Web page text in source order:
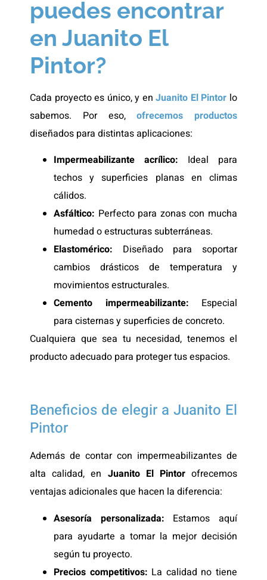
puedes encontrar
en Juanito El
Pintor?
Cada proyecto es único, y enJuanito El Pintor lo
sabemos. Por eso,ofrecemos productos
diseñados para distintas aplicaciones:
Impermeabilizante acrílico: Ideal para
techos y superficies planas en climas
cálidos.
Asfáltico: Perfecto para zonas con mucha
humedad o estructuras subterráneas.
Elastomérico: Diseñado para soportar
cambios drásticos de temperatura y
movimientos estructurales.
Cemento impermeabilizante: Especial
para cisternas y superficies de concreto.
Cualquiera que sea tu necesidad, tenemos el
producto adecuado para proteger tus espacios.
Beneficios de elegir a Juanito El
Pintor
Además de contar con impermeabilizantes de
alta calidad, en Juanito El Pintorofrecemos
ventajas adicionales que hacen la diferencia:
Asesoría personalizada: Estamos aquí
para ayudarte a tomar la mejor decisión
según tu proyecto.
Precios competitivos: La calidad no tiene